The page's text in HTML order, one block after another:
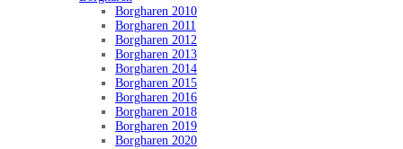
Borgharen 2010
Borgharen 2011
Borgharen 2012
Borgharen 2013
Borgharen 2014
Borgharen 2015
Borgharen 2016
Borgharen 2018
Borgharen 2019
Borgharen 2020